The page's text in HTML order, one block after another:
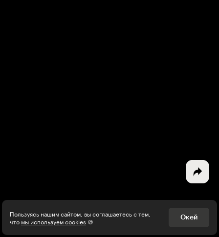
Пользуясь нашим сайтом, вы соглашаетесь с тем,
что мы используем cookies 🍪 Окей
Маркетинг